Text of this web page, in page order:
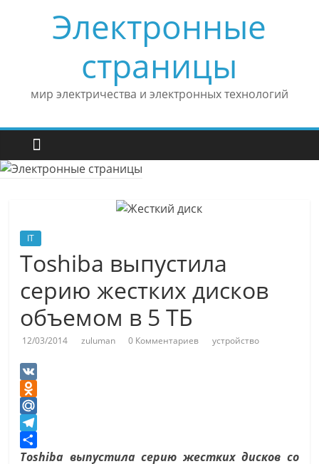
Электронные
страницы
мир электричества и электронных технологий
IT
Toshiba выпустила
серию жестких дисков
объемом в 5 ТБ
12/03/2014 zuluman 0 Комментариев устройство
V
K
O
d
n
o
M
a
i
T
e
О
Toshiba выпустила серию жестких дисков со